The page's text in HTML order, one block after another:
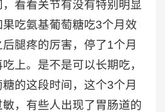
看看关节有没有特别明显
吃氨基葡萄糖吃3个月效
腿疼的厉害，停了1个月
上。是不是可以长期吃，
的这段时间，这个3个月
，有些人出现了胃肠道的